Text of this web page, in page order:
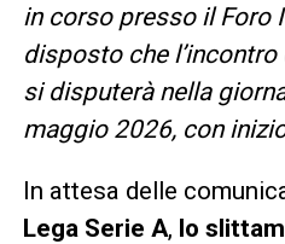
in corso presso il Foro
disposto che
si disputerà nella
maggio 2026, con
In attesa delle
Lega Serie A, lo